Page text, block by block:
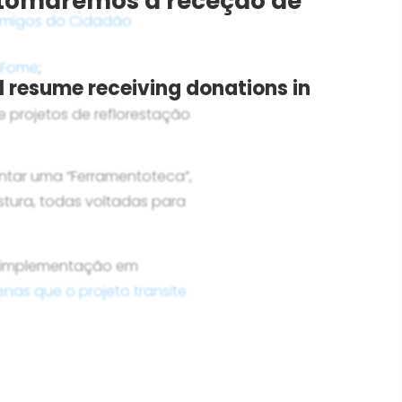
do Cidadão
;
projetos de reflorestação
uma “Ferramentoteca”,
todas voltadas para
em
que o projeto transite
receiving donations in